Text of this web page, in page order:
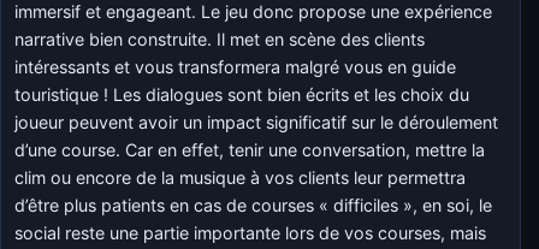
immersif et engageant. Le jeu donc propose une expérience
narrative bien construite. Il met en scène des clients
intéressants et vous transformera malgré vous en guide
touristique ! Les dialogues sont bien écrits et les choix du
joueur peuvent avoir un impact significatif sur le déroulement
d’une course. Car en effet, tenir une conversation, mettre la
clim ou encore de la musique à vos clients leur permettra
d’être plus patients en cas de courses « difficiles », en soi, le
social reste une partie importante lors de vos courses, mais